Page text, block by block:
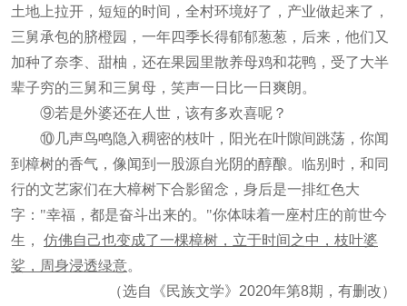
土地上拉开，短短的时间，全村环境好了，产业做起来了，
三舅承包的脐橙园，一年四季长得郁郁葱葱，后来，他们又
加种了奈李、甜柚，还在果园里散养母鸡和花鸭，受了大半
辈子穷的三舅和三舅母，笑声一日比一日爽朗。
⑨若是外婆还在人世，该有多欢喜呢？
⑩几声鸟鸣隐入稠密的枝叶，阳光在叶隙间跳荡，你闻
到樟树的香气，像闻到一股源自光阴的醇酿。临别时，和同
行的文艺家们在大樟树下合影留念，身后是一排红色大
字："幸福，都是奋斗出来的。"你体味着一座村庄的前世今
生， 仿佛自己也变成了一棵樟树，立于时间之中，枝叶婆
娑，周身浸透绿意。
（选自《民族文学》2020年第8期，有删改）